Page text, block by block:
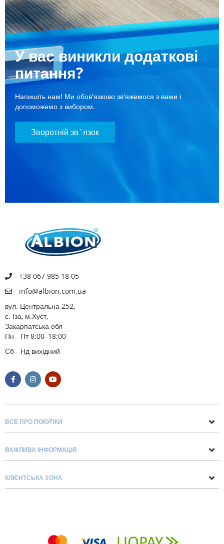
У вас виникли додаткові
питання?
Напишіть нам! Ми обов'язково зв'яжемося з вами і
допоможемо з вибором.
Зворотній зв`язок
+38 067 985 18 05
info@albion.com.ua
вул. Центральна 252,
с. Іза, м.Хуст,
Закарпатська обл
Пн - Пт 8:00–18:00
Сб - Нд вихідний
ВСЕ ПРО ПОКУПКИ
Про нас
Блог
ВАЖЛИВА ІНФОРМАЦІЯ
Доставка та оплата
КЛІЄНТСЬКА ЗОНА